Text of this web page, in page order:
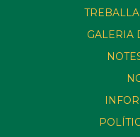
GALERIA